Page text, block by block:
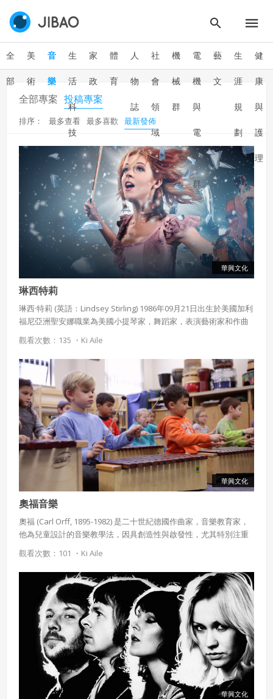
全
部
美
術
音
樂
生
活
科
技
家
政
體
育
人
物
誌
社
會
領
域
機
械
群
電
機
與
電
子
群
藝
文
生
涯
規
劃
健
康
與
護
理
全部專案 投稿專案
排序： 最多查看 最多喜歡 最新發佈
華興文化
琳西特莉
琳西·特莉 (英語：Lindsey Stirling) 1986年09月21日出生於美國加利
福尼亞洲聖安娜職業為美國小提琴家，舞蹈家，表演藝術家和作曲
家，畢業於楊百翰大學的電影學院休閒治療專業，曾在紐約市擔任
摩爾門傳教士。
觀看次數：135 ・ Ki Aile
華興文化
奧福音樂
奧福 (Carl Orff, 1895-1982) 是二十世紀德國作曲家，音樂教育家，
他為兒童設計的音樂教學法，因具創造性與啟發性，尤其特別注重
採用本土文化的特性和素材，以淺近、自然、活潑的方式開啟兒童
的藝術視野，普遍受到各國音樂教師及愛樂者的肯定。
觀看次數：101 ・ Ki Aile
華興文化